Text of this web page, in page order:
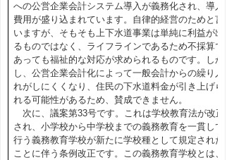
への公営企業会計システム導入が義務化され、導入
費用が盛り込まれています。自律的経営のためと言
いますが、そもそも上下水道事業は単純に利益が出
るものではなく、ライフラインであるため不採算で
あっても福祉的な対応が求められるものです。しか
し、公営企業会計化によって一般会計からの繰り入
れがしにくくなり、住民の下水道料金が引き上げら
れる可能性があるため、賛成できません。
次に、議案第33号です。これは学校教育法が改正
され、小学校から中学校までの義務教育を一貫して
行う義務教育学校が新たに学校種として規定された
ことに伴う条例改正です。この義務教育学校とは、